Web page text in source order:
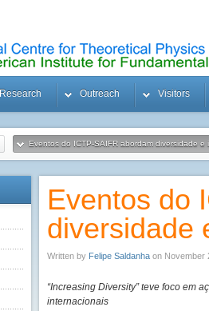
Research Outreach Visitors
Eventos do ICTP-SAIFR abordam diversidade e
Eventos do
diversidade
Written by Felipe Saldanha on November
“Increasing Diversity” teve foco em
internacionais